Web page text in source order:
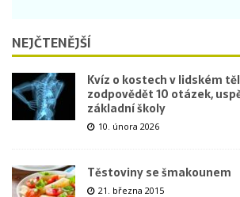
NEJČTENĚJŠÍ
Kvíz o kostech v lidském
zodpovědět 10 otázek,
základní školy
10. února 2026
Těstoviny se šmakounem
21. března 2015